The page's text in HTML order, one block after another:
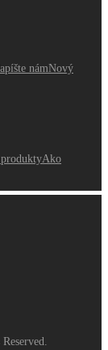
námNový
Ako